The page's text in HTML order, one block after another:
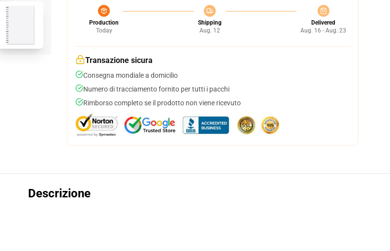
Production
Today
Shipping
Aug. 12
Delivered
Aug. 16 - Aug. 23
Transazione sicura
Consegna mondiale a domicilio
Numero di tracciamento fornito per tutti i pacchi
Rimborso completo se il prodotto non viene ricevuto
Descrizione